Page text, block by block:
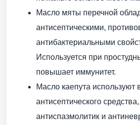
Масло мяты перечной
антисептическими,
антибактериальными
Используется при
повышает иммунитет.
Масло каепута используют
антисептического средства,
антиспазмолитик и